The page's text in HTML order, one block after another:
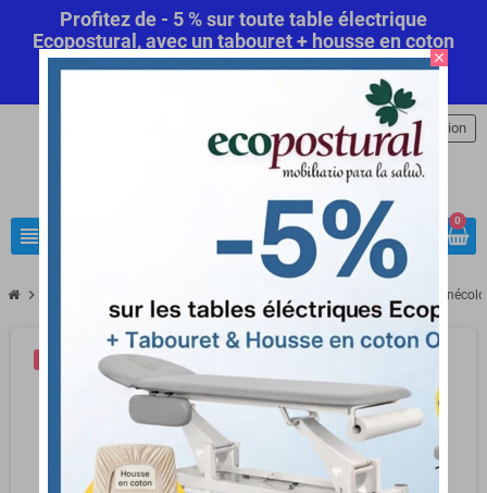
Profitez de - 5 % sur toute table électrique
Ecopostural, avec un tabouret + housse en coton
offert! Code Promo AutomatiqueCommandez
view_headline search
0
person Connexion
chevron_right Simulateur
close